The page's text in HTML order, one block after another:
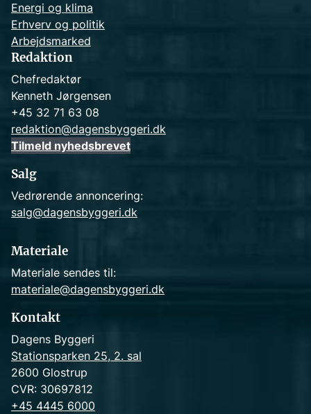
Energi og klima
Erhverv og politik
Arbejdsmarked
Redaktion
Chefredaktør
Kenneth Jørgensen
+45 32 71 63 08
redaktion@dagensbyggeri.dk
Tilmeld nyhedsbrevet
Salg
Vedrørende annoncering:
salg@dagensbyggeri.dk
Materiale
Materiale sendes til:
materiale@dagensbyggeri.dk
Kontakt
Dagens Byggeri
Stationsparken 25, 2. sal
2600 Glostrup
CVR: 30697812
+45 4445 6000